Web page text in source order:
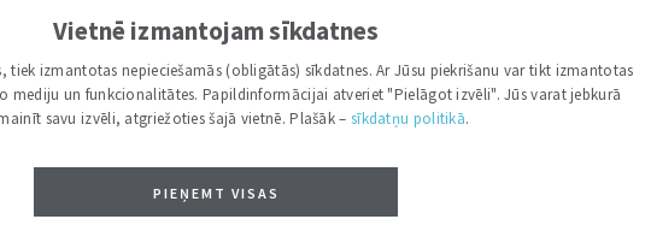
Vietnē izmantojam sīkdatnes
izmantotas nepieciešamās (obligātās) sīkdatnes. Ar Jūsu piekrišanu var tikt izmantotas
mediju un funkcionalitātes. Papildinformācijai atveriet "Pielāgot izvēli". Jūs varat jebkurā
savu izvēli, atgriežoties šajā vietnē. Plašāk – sīkdatņu politikā.
PIEŅEMT VISAS